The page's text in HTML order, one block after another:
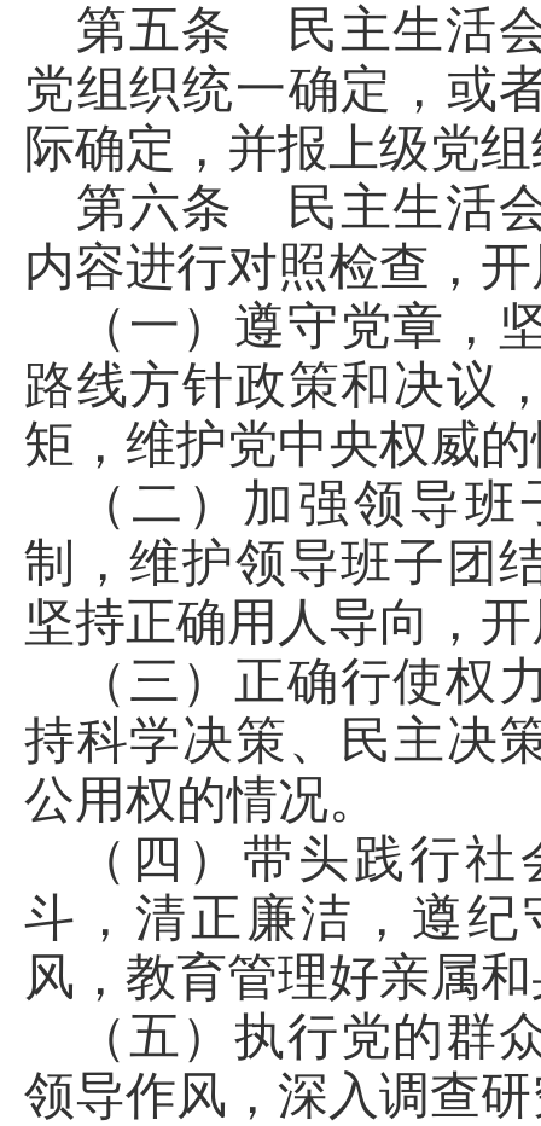
第五条 民主生活
党组织统一确定，或
际确定，并报上级党
第六条 民主生活
内容进行对照检查，
（一）遵守党章，
路线方针政策和决议
矩，维护党中央权威
（二）加强领导
制，维护领导班子团
坚持正确用人导向，
（三）正确行使权
持科学决策、民主决
公用权的情况。
（四）带头践行
斗，清正廉洁，遵
风，教育管理好亲属
（五）执行党的群
领导作风，深入调查